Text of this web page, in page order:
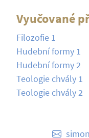
Vyučované
Filozofie 1
Hudební formy 1
Hudební formy 2
Teologie chvály 1
Teologie chvály 2